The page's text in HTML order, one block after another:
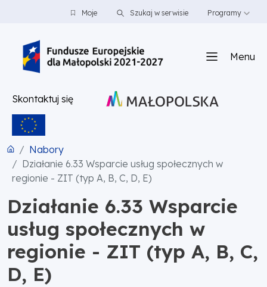
PRZEJDŹ DO TREŚCI
PRZEJDŹ DO MENUMoje Szukaj w serwisie Programy
Menu
Skontaktuj się
Nabory
Działanie 6.33 Wsparcie usług społecznych w
regionie - ZIT (typ A, B, C, D, E)
Działanie 6.33 Wsparcie
usług społecznych w
regionie - ZIT (typ A, B, C,
D, E)